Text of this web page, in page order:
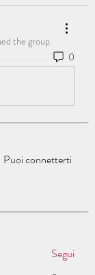
the group.
0
Puoi connetterti
Segui